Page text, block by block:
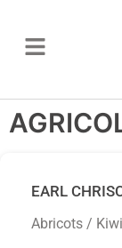
EARL
Abricots /